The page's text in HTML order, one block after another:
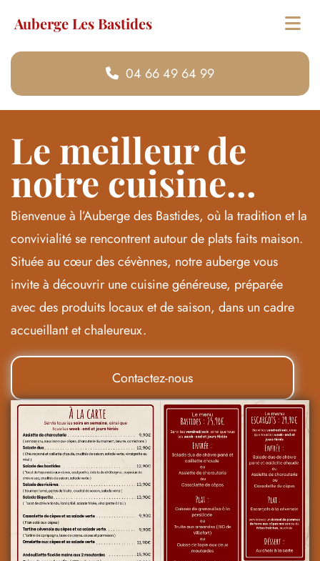
Auberge Les Bastides
04 66 49 64 99
Le meilleur de
notre cuisine...
Bienvenue à l’Auberge des Bastides, où la tradition et la
convivialité se rencontrent autour de plats faits maison.
Située au cœur des cévènnes, notre auberge vous
invite à découvrir une cuisine généreuse, préparée
avec des produits locaux et de saison, dans un cadre
accueillant et chaleureux.
Contactez-nous